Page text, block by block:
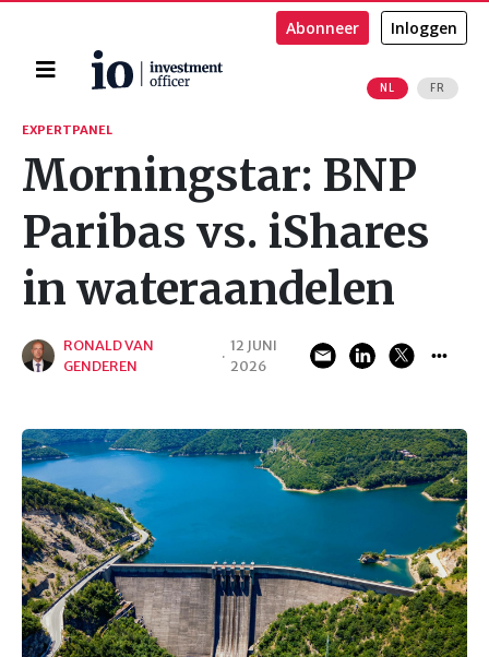
Home
NL FR
Abonneer Inloggen
Zoeken
EXPERTPANEL
Morningstar: BNP
Paribas vs. iShares
in wateraandelen
RONALD VAN
GENDEREN
·
12 JUNI
2026